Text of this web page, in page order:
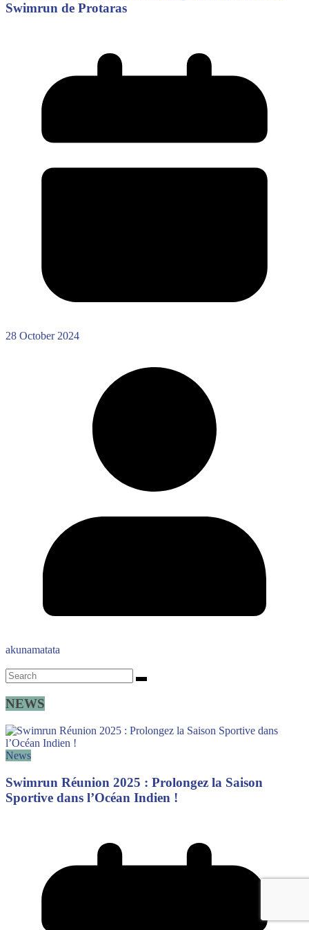
Swimrun de Protaras
28 October 2024
akunamatata
NEWS
News
Swimrun Réunion 2025 : Prolongez la Saison
Sportive dans l’Océan Indien !